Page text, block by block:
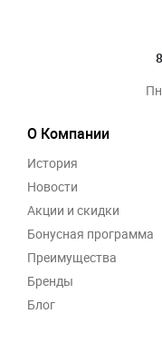
О Компании
История
Новости
Акции и скидки
Бонусная программа
Преимущества
Бренды
Блог